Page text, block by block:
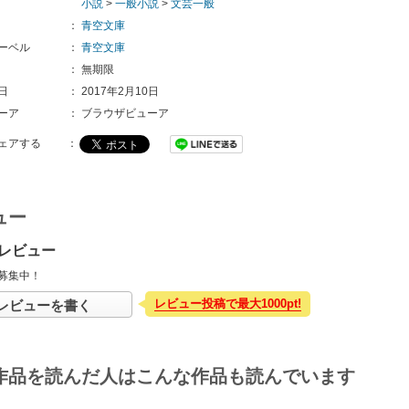
小説 > 一般小説 > 文芸一般
： 青空文庫
ベル
： 青空文庫
： 無期限
： 2017年2月10日
ア
： ブラウザビューア
アする ：
ー
ビュー
集中！
ビューを書く レビュー投稿で最大1000pt!
品を読んだ人はこんな作品も読んでいます